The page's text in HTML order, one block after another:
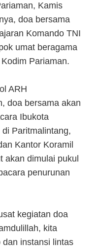
Kamis
doa bersama
Komando TNI
umat beragama
Pariaman.
ARH
doa bersama akan
Ibukota
Paritmalintang,
Kantor Koramil
akan dimulai pukul
penurunan
kegiatan doa
kita
instansi lintas